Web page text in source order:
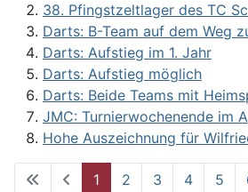
38. Pfingstzeltlager des TC
Darts: B-Team auf dem Weg
Darts: Aufstieg im 1. Jahr
Darts: Aufstieg möglich
Darts: Beide Teams mit
JMC: Turnierwochenende im
Hohe Auszeichnung für
1 2 3 4 5